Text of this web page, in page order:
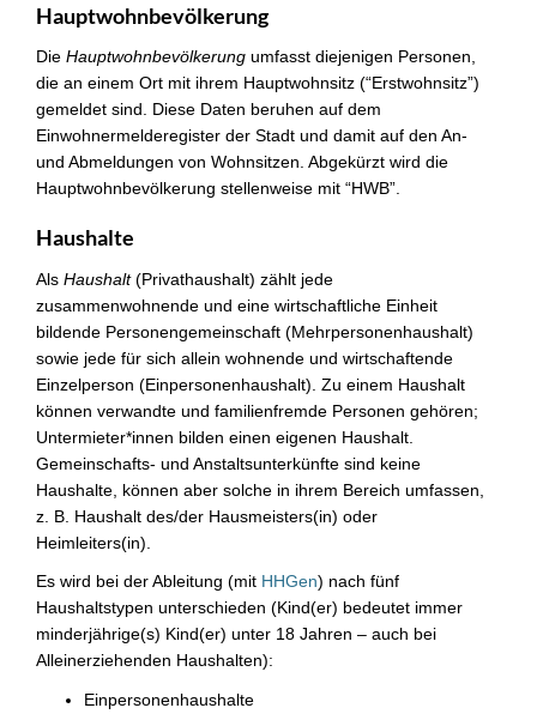
Hauptwohnbevölkerung
Die Hauptwohnbevölkerung umfasst diejenigen Personen,
die an einem Ort mit ihrem Hauptwohnsitz (“Erstwohnsitz”)
gemeldet sind. Diese Daten beruhen auf dem
Einwohnermelderegister der Stadt und damit auf den An-
und Abmeldungen von Wohnsitzen. Abgekürzt wird die
Hauptwohnbevölkerung stellenweise mit “HWB”.
Haushalte
Als Haushalt(Privathaushalt) zählt jede
zusammenwohnende und eine wirtschaftliche Einheit
bildende Personengemeinschaft (Mehrpersonenhaushalt)
sowie jede für sich allein wohnende und wirtschaftende
Einzelperson (Einpersonenhaushalt). Zu einem Haushalt
können verwandte und familienfremde Personen gehören;
Untermieter*innen bilden einen eigenen Haushalt.
Gemeinschafts- und Anstaltsunterkünfte sind keine
Haushalte, können aber solche in ihrem Bereich umfassen,
z. B. Haushalt des/der Hausmeisters(in) oder
Heimleiters(in).
Es wird bei der Ableitung (mit HHGen) nach fünf
Haushaltstypen unterschieden (Kind(er) bedeutet immer
minderjährige(s) Kind(er) unter 18 Jahren – auch bei
Alleinerziehenden Haushalten):
Einpersonenhaushalte